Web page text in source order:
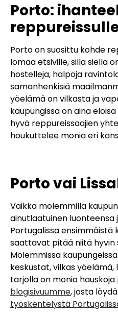
Porto:
Porto on suosittu kohde
lomaa etsiville, sillä siellä
hostelleja, halpoja
samanhenkisiä
yöelämä on vilkasta ja
kaupungissa on aina
hyvä reppureissaajien
houkuttelee monia eri
Porto vai
Vaikka molemmilla
ainutlaatuinen luonteensa
Portugalissa ensimmäistä
saattavat pitää niitä hyvin
Molemmissa
keskustat, vilkas
tarjolla on monia
blogisivuumme, josta
työskentelystä